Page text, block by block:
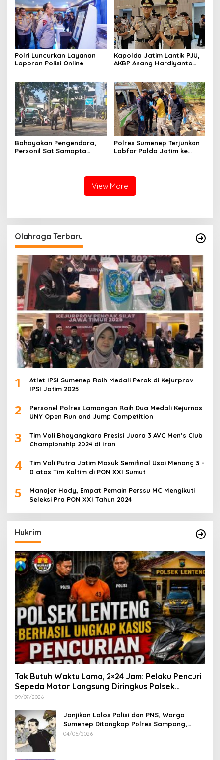
Polri Luncurkan Layanan
Laporan Polisi Online
Kapolda Jatim Lantik PJU,
AKBP Anang Hardiyanto
Bahayakan Pengendara,
Personil Sat Samapta
Polres Sumenep Terjunkan
Labfor Polda Jatim ke
View More
Olahraga Terbaru
1
Atlet IPSI Sumenep Raih Medali Perak di Kejurprov
IPSI Jatim 2025
2
Personel Polres Lamongan Raih Dua Medali Kejurnas
UNY Open Run and Jump Competition
3
Tim Voli Bhayangkara Presisi Juara 3 AVC Men’s Club
Championship 2024 di Iran
4
Tim Voli Putra Jatim Masuk Semifinal Usai Menang 3 –
0 atas Tim Kaltim di PON XXI Sumut
5
Manajer Hady, Empat Pemain Perssu MC Mengikuti
Seleksi Pra PON XXI Tahun 2024
Hukrim
Tak Butuh Waktu Lama, 2×24 Jam: Pelaku Pencuri
Sepeda Motor Langsung Diringkus Polsek
Lenteng di Wilayah Manding
09/07/2026
Janjikan Lolos Polisi dan PNS, Warga
Sumenep Ditangkap Polres Sampang,
Korban Rugi Rp 600 juta
04/06/2026